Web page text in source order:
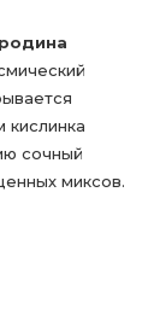
кислинка
сочный
миксов.